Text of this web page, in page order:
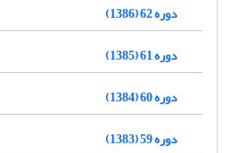
دوره 62 (1386)
دوره 61 (1385)
دوره 60 (1384)
دوره 59 (1383)